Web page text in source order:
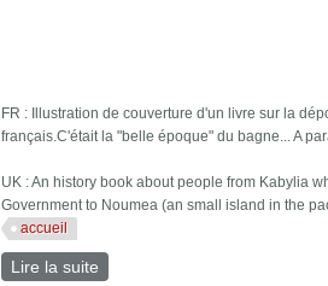
FR : Illustration de couverture d'un livre sur la
français.C'était la "belle époque" du bagne... A
UK : An history book about people from Kabylia
Government to Noumea (an small island in the
accueil
Lire la suite